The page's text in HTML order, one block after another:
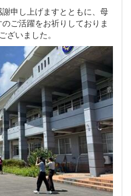
申し上げますとともに、母
ご活躍をお祈りしておりま
いました。